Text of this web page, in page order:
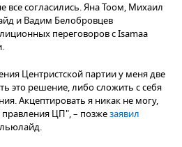
все согласились. Яна Тоом, Михаил
и Вадим Белобровцев
переговоров с Isamaa
Центристской партии у меня две
это решение, либо сложить с себя
Акцептировать я никак не могу,
правления ЦП", – позжезаявил